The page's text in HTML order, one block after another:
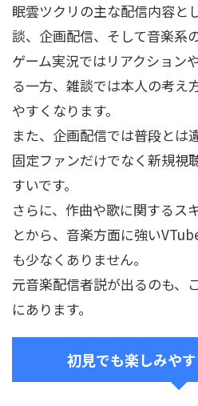
眠雲ツクリの主な配信内容と
談、企画配信、そして音楽系
ゲーム実況ではリアクション
る一方、雑談では本人の考え
やすくなります。
また、企画配信では普段とは
固定ファンだけでなく新規視
すいです。
さらに、作曲や歌に関するス
とから、音楽方面に強い
も少なくありません。
元音楽配信者説が出るのも、
にあります。
初見でも楽しみや